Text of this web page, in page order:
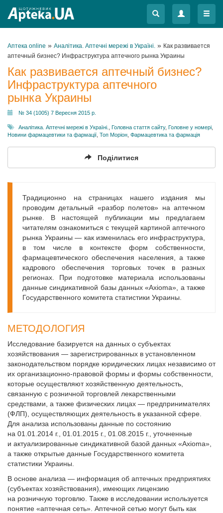
Меню
Меню
Аптека online » Аналітика. Аптечні мережі в Україні. » Как развивается
аптечный бизнес? Инфраструктура аптечного рынка Украины
Как развивается аптечный бизнес?
Инфраструктура аптечного
рынка Украины
№ 34 (1005) 7 Вересня 2015 р.
Аналітика. Аптечні мережі в Україні. Головна стаття сайту, Головне у номері
Новини фармацевтики та фармації Топ Моріон Фармацевтика та фармація
Поділитися
Традиционно на страницах нашего издания мы
проводим детальный «разбор полетов» на аптечном
рынке. В настоящей публикации мы предлагаем
читателям ознакомиться с текущей картиной аптечного
рынка Украины — как изменилась его инфраструктура,
в том числе в контексте форм собственности,
фармацевтического обеспечения населения, а также
кадрового обеспечения торговых точек в разных
регионах. При подготовке материала использованы
данные синдикативной базы данных «Axioma», а также
Государственного комитета статистики Украины.
МЕТОДОЛОГИЯ
Исследование базируется на данных о субъектах
хозяйствования — зарегистрированных в установленном
законодательством порядке юридических лицах независимо от
их организационно-правовой формы и формы собственности,
которые осуществляют хозяйственную деятельность,
связанную с розничной торговлей лекарственными
средствами, а также физических лицах — предпринимателях
(ФЛП), осуществляющих деятельность в указанной сфере.
Для анализа использованы данные по состоянию
на 01.01.2014 г., 01.01.2015 г., 01.08.2015 г., уточненные
и актуализированные синдикативной базой данных «Ахіоma»,
а также открытые данные Государственного комитета
статистики Украины.
В основе анализа — информация об аптечных предприятиях
(субъектах хозяйствования), имеющих лицензию
на розничную торговлю. Также в исследовании используется
понятие «аптечная сеть». Аптечной сетью могут быть как